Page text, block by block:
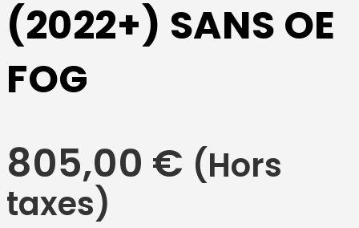
(2022+) SANS OE
FOG
805,00 € (Hors
taxes)